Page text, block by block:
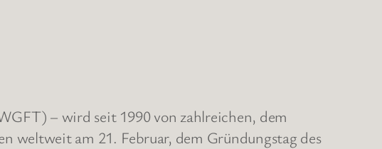
– wird seit 1990 von zahlreichen, dem
weltweit am 21. Februar, dem Gründungstag des